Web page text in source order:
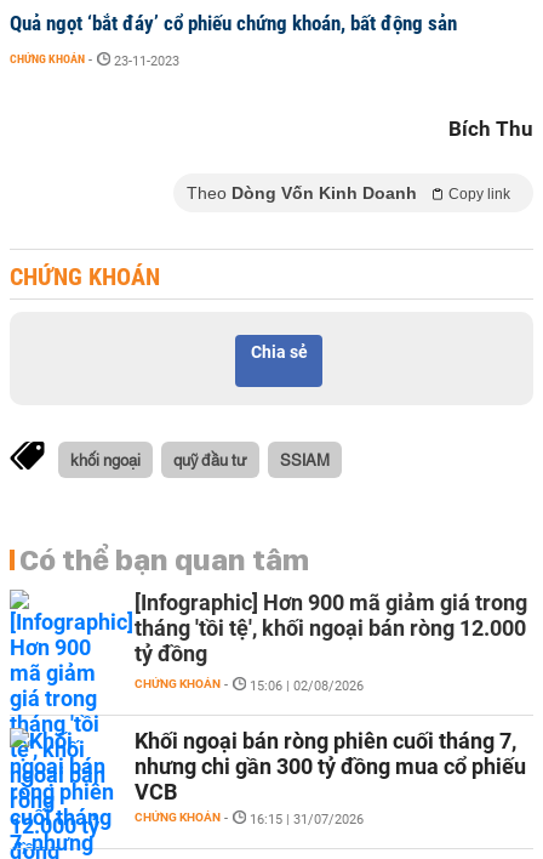
Quả ngọt ‘bắt đáy’ cổ phiếu chứng khoán, bất động sản
CHỨNG KHOÁN - 23-11-2023
Bích Thu
Theo Dòng Vốn Kinh Doanh Copy link
CHỨNG KHOÁN
Chia sẻ
khối ngoại quỹ đầu tư SSIAM
Có thể bạn quan tâm
[Infographic] Hơn 900 mã giảm giá trong
tháng 'tồi tệ', khối ngoại bán ròng 12.000
tỷ đồng
CHỨNG KHOÁN - 15:06 | 02/08/2026
Khối ngoại bán ròng phiên cuối tháng 7,
nhưng chi gần 300 tỷ đồng mua cổ phiếu
VCB
CHỨNG KHOÁN - 16:15 | 31/07/2026